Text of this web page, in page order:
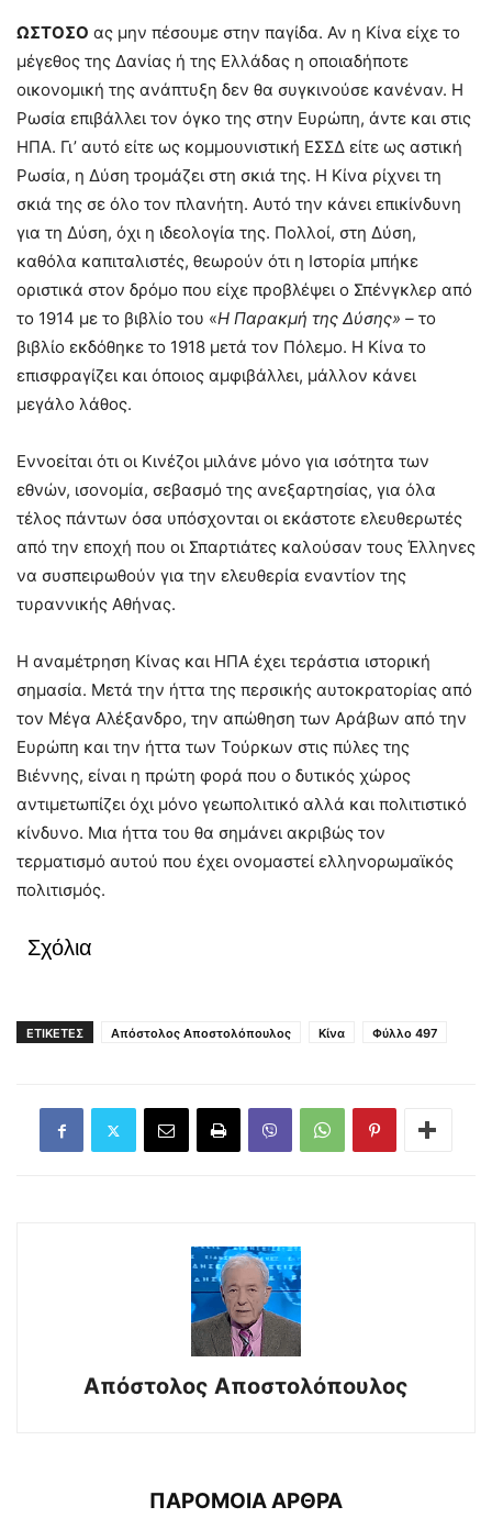
ΩΣΤΟΣΟ ας μην πέσουμε στην παγίδα. Αν η Κίνα είχε το
μέγεθος της Δανίας ή της Ελλάδας η οποιαδήποτε
οικονομική της ανάπτυξη δεν θα συγκινούσε κανέναν. Η
Ρωσία επιβάλλει τον όγκο της στην Ευρώπη, άντε και στις
ΗΠΑ. Γι’ αυτό είτε ως κομμουνιστική ΕΣΣΔ είτε ως αστική
Ρωσία, η Δύση τρομάζει στη σκιά της. Η Κίνα ρίχνει τη
σκιά της σε όλο τον πλανήτη. Αυτό την κάνει επικίνδυνη
για τη Δύση, όχι η ιδεολογία της. Πολλοί, στη Δύση,
καθόλα καπιταλιστές, θεωρούν ότι η Ιστορία μπήκε
οριστικά στον δρόμο που είχε προβλέψει ο Σπένγκλερ από
το 1914 με το βιβλίο του «Η Παρακμή της Δύσης» – το
βιβλίο εκδόθηκε το 1918 μετά τον Πόλεμο. Η Κίνα το
επισφραγίζει και όποιος αμφιβάλλει, μάλλον κάνει
μεγάλο λάθος.
Εννοείται ότι οι Κινέζοι μιλάνε μόνο για ισότητα των
εθνών, ισονομία, σεβασμό της ανεξαρτησίας, για όλα
τέλος πάντων όσα υπόσχονται οι εκάστοτε ελευθερωτές
από την εποχή που οι Σπαρτιάτες καλούσαν τους Έλληνες
να συσπειρωθούν για την ελευθερία εναντίον της
τυραννικής Αθήνας.
Η αναμέτρηση Κίνας και ΗΠΑ έχει τεράστια ιστορική
σημασία. Μετά την ήττα της περσικής αυτοκρατορίας από
τον Μέγα Αλέξανδρο, την απώθηση των Αράβων από την
Ευρώπη και την ήττα των Τούρκων στις πύλες της
Βιέννης, είναι η πρώτη φορά που ο δυτικός χώρος
αντιμετωπίζει όχι μόνο γεωπολιτικό αλλά και πολιτιστικό
κίνδυνο. Μια ήττα του θα σημάνει ακριβώς τον
τερματισμό αυτού που έχει ονομαστεί ελληνορωμαϊκός
πολιτισμός.
Σχόλια
ΕΤΙΚΕΤΕΣ Απόστολος Αποστολόπουλος Κίνα Φύλλο 497
Απόστολος Αποστολόπουλος
ΠΑΡΟΜΟΙΑ ΑΡΘΡΑ